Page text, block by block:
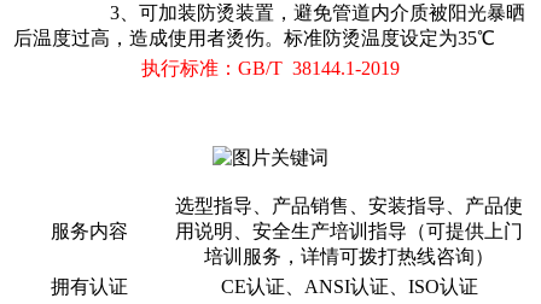
3、可加装防烫装置，避免管道内介质被阳光暴晒
后温度过高，造成使用者烫伤。标准防烫温度设定为35℃
执行标准：GB/T 38144.1-2019
服务内容
选型指导、产品销售、安装指导、产品使
用说明、安全生产培训指导（可提供上门
培训服务，详情可拨打热线咨询）
拥有认证
CE认证、ANSI认证、ISO认证